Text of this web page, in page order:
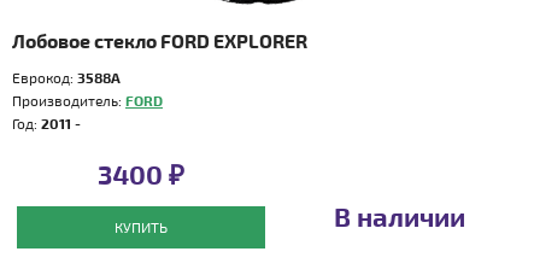
Лобовое стекло FORD EXPLORER
Еврокод: 3588A
Производитель: FORD
Год: 2011 -
3400 ₽
КУПИТЬ В наличии